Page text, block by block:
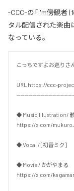
-CCC-の「I'm傍観者
タル配信された楽曲
なっている。
こっちですよお巡りさ
URL https://ccc-
◆ Music,Illustration/
https://x.com/
◆ Vocal / [初音ミク]
◆ Movie / かがやまる
https://x.com/